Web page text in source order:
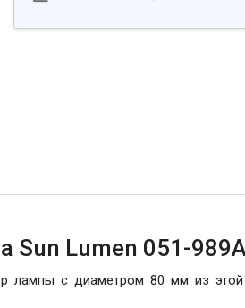
Sun Lumen 051-
лампы с диаметром 80 мм из этой